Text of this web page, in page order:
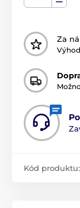
Za
Kód produktu: